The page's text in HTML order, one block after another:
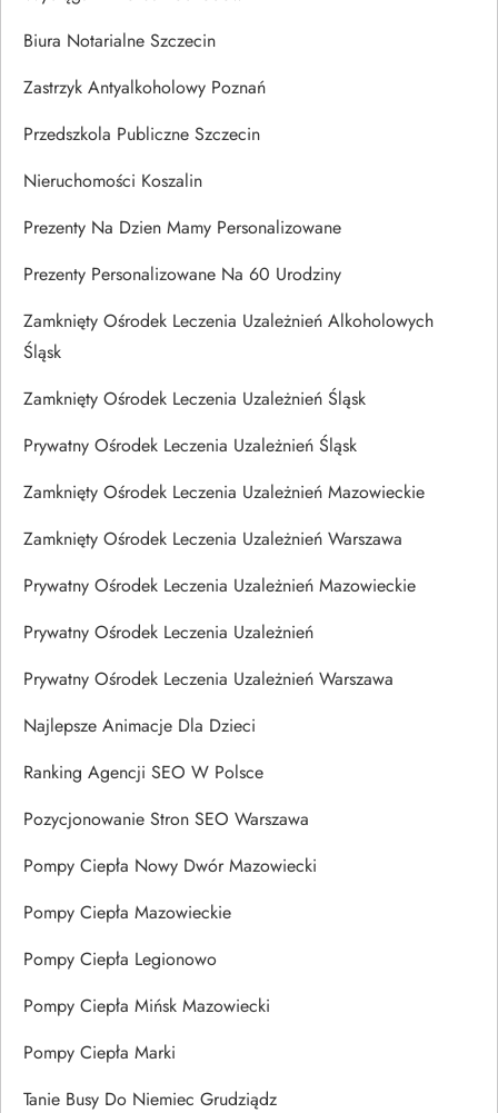
Biura Notarialne Szczecin
Zastrzyk Antyalkoholowy Poznań
Przedszkola Publiczne Szczecin
Nieruchomości Koszalin
Prezenty Na Dzien Mamy Personalizowane
Prezenty Personalizowane Na 60 Urodziny
Zamknięty Ośrodek Leczenia Uzależnień Alkoholowych
Śląsk
Zamknięty Ośrodek Leczenia Uzależnień Śląsk
Prywatny Ośrodek Leczenia Uzależnień Śląsk
Zamknięty Ośrodek Leczenia Uzależnień Mazowieckie
Zamknięty Ośrodek Leczenia Uzależnień Warszawa
Prywatny Ośrodek Leczenia Uzależnień Mazowieckie
Prywatny Ośrodek Leczenia Uzależnień
Prywatny Ośrodek Leczenia Uzależnień Warszawa
Najlepsze Animacje Dla Dzieci
Ranking Agencji SEO W Polsce
Pozycjonowanie Stron SEO Warszawa
Pompy Ciepła Nowy Dwór Mazowiecki
Pompy Ciepła Mazowieckie
Pompy Ciepła Legionowo
Pompy Ciepła Mińsk Mazowiecki
Pompy Ciepła Marki
Tanie Busy Do Niemiec Grudziądz